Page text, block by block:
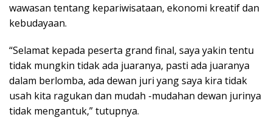
wawasan tentang kepariwisataan, ekonomi kreatif dan
kebudayaan.
“Selamat kepada peserta grand final, saya yakin tentu
tidak mungkin tidak ada juaranya, pasti ada juaranya
dalam berlomba, ada dewan juri yang saya kira tidak
usah kita ragukan dan mudah -mudahan dewan jurinya
tidak mengantuk,” tutupnya.